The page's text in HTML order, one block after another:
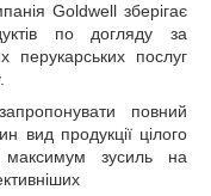
Goldwell зберігає
по догляду за
перукарських послуг
повний
вид продукції цілого
зусиль на